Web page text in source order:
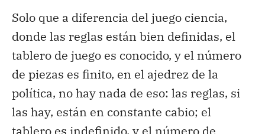
Solo que a diferencia del juego ciencia,
donde las reglas están bien definidas, el
tablero de juego es conocido, y el número
de piezas es finito, en el ajedrez de la
política, no hay nada de eso: las reglas, si
las hay, están en constante cabio; el
tablero es indefinido, y el número de